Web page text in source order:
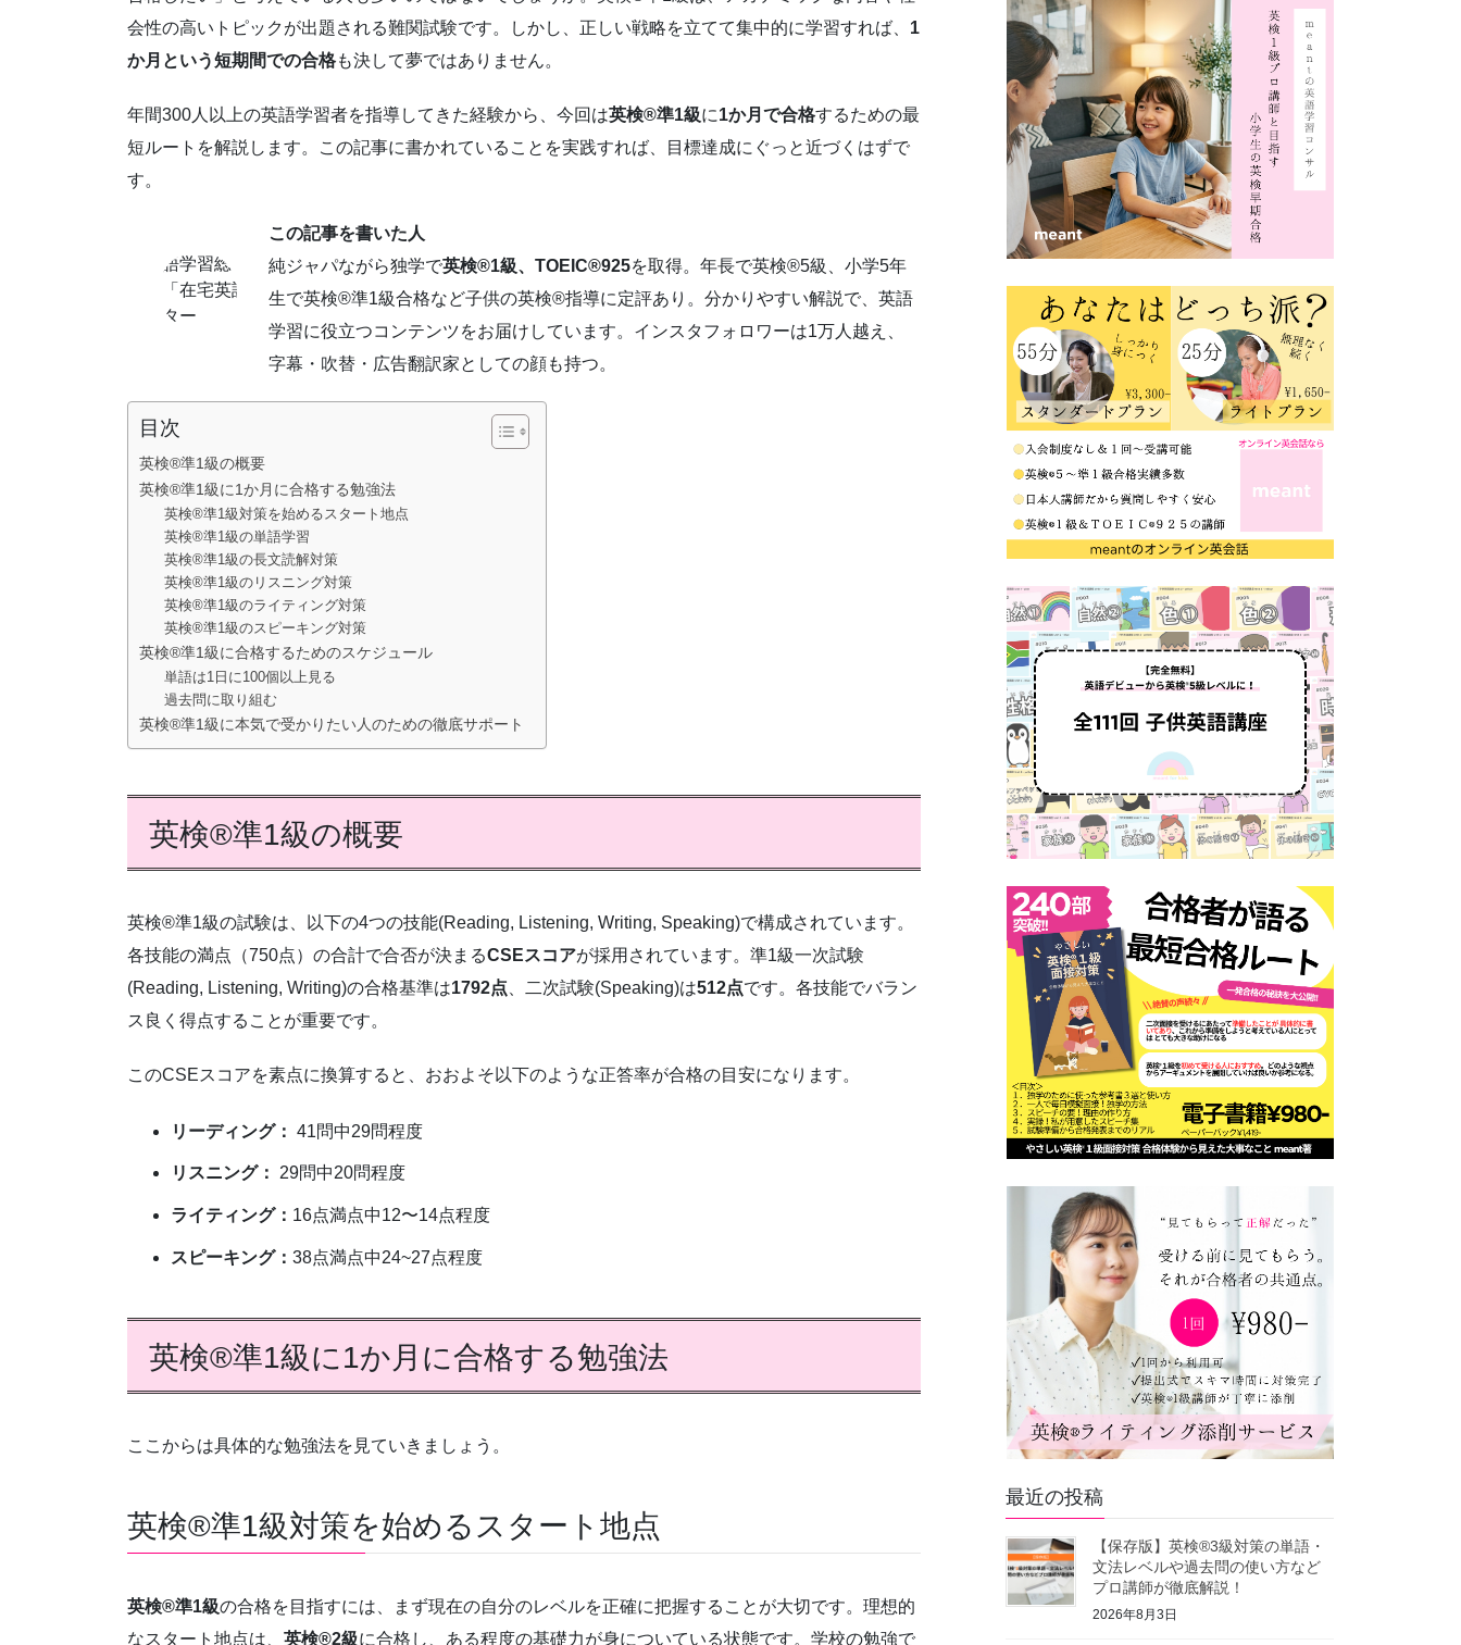
会性の高いトピックが出題される難関試験です。しかし、正しい戦略を立てて集中的に学習すれば、 1
か月という短期間での合格も決して夢ではありません。
年間300人以上の英語学習者を指導してきた経験から、今回は英検®準1級に1か月で合格するための最
短ルートを解説します。この記事に書かれていることを実践すれば、目標達成にぐっと近づくはずで
す。
この記事を書いた人
純ジャパながら独学で英検®1級、TOEIC®925を取得。年長で英検®5級、小学5年
生で英検®準1級合格など子供の英検®指導に定評あり。分かりやすい解説で、英語
学習に役立つコンテンツをお届けしています。インスタフォロワーは1万人越え、
字幕・吹替・広告翻訳家としての顔も持つ。
目次
英検®準1級の概要
英検®準1級に1か月に合格する勉強法
英検®準1級対策を始めるスタート地点
英検®準1級の単語学習
英検®準1級の長文読解対策
英検®準1級のリスニング対策
英検®準1級のライティング対策
英検®準1級のスピーキング対策
英検®準1級に合格するためのスケジュール
単語は1日に100個以上見る
過去問に取り組む
英検®準1級に本気で受かりたい人のための徹底サポート
英検®準1級の概要
英検®準1級の試験は、以下の4つの技能(Reading, Listening, Writing, Speaking)で構成されています。
各技能の満点（750点）の合計で合否が決まるCSEスコアが採用されています。準1級一次試験
(Reading, Listening, Writing)の合格基準は1792点 、二次試験(Speaking)は512点です。各技能でバラン
ス良く得点することが重要です。
このCSEスコアを素点に換算すると、おおよそ以下のような正答率が合格の目安になります。
リーディング： 41問中29問程度
リスニング： 29問中20問程度
ライティング： 16点満点中12〜14点程度
スピーキング： 38点満点中24~27点程度
英検®準1級に1か月に合格する勉強法
ここからは具体的な勉強法を見ていきましょう。
英検®準1級対策を始めるスタート地点
英検®準1級の合格を目指すには、まず現在の自分のレベルを正確に把握することが大切です。理想的
なスタート地点は、 英検®2級に合格し、ある程度の基礎力が身についている状態です。学校の勉強で
最近の投稿
【保存版】英検®3級対策の単語・
文法レベルや過去問の使い方など
プロ講師が徹底解説！
2026年8月3日